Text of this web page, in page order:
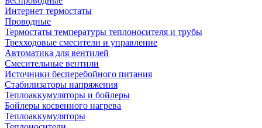
Интернет термостаты
Проводные
Термостаты температуры теплоносителя и трубы
Трехходовые смесители и управление
Автоматика для вентилей
Смесительные вентили
Источники бесперебойного питания
Стабилизаторы напряжения
Теплоаккумуляторы и бойлеры
Бойлеры косвенного нагрева
Теплоаккумуляторы